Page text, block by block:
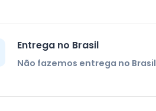
Entrega no Brasil
Não fazemos entrega no Brasil